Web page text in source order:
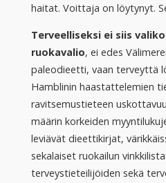
haitat. Voittaja on löytynyt.
Terveelliseksi ei siis
ruokavalio, ei edes
paleodieetti, vaan terveyttä
Hamblinin haastattelemien
ravitsemustieteen
määrin korkeiden
leviävät dieettikirjat,
sekalaiset ruokailun
terveystieteilijöiden sekä